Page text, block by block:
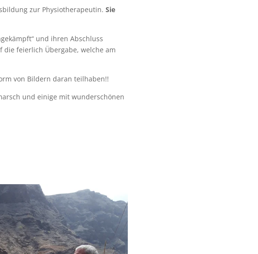
zur Physiotherapeutin. Sie
und ihren Abschluss
feierlich Übergabe, welche am
von Bildern daran teilhaben!!
und einige mit wunderschönen